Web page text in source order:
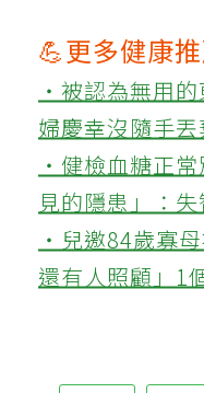
💪更多健康
‧被認為無用
婦慶幸沒隨手
‧健檢血糖正
見的隱患」：
‧兒邀84歲寡
還有人照顧」1